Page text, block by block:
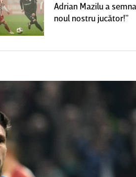
Adrian Mazilu a
noul nostru jucător!”